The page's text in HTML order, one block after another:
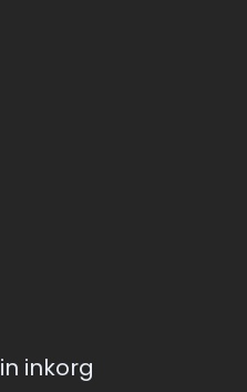
inkorg